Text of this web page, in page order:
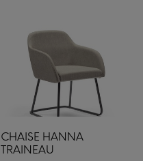
CHAISE HANNA
TRAINEAU